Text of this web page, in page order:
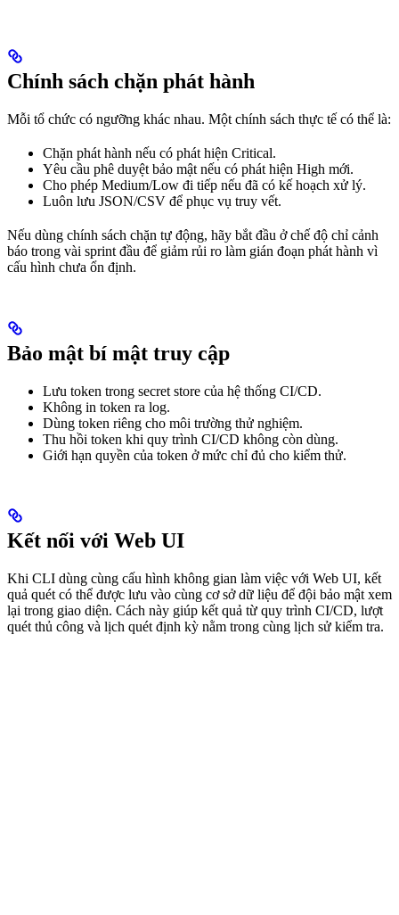
Chính sách chặn phát hành
Mỗi tổ chức có ngưỡng khác nhau. Một chính sách thực tế có thể là:
Chặn phát hành nếu có phát hiện Critical.
Yêu cầu phê duyệt bảo mật nếu có phát hiện High mới.
Cho phép Medium/Low đi tiếp nếu đã có kế hoạch xử lý.
Luôn lưu JSON/CSV để phục vụ truy vết.
Nếu dùng chính sách chặn tự động, hãy bắt đầu ở chế độ chỉ cảnh
báo trong vài sprint đầu để giảm rủi ro làm gián đoạn phát hành vì
cấu hình chưa ổn định.
Bảo mật bí mật truy cập
Lưu token trong secret store của hệ thống CI/CD.
Không in token ra log.
Dùng token riêng cho môi trường thử nghiệm.
Thu hồi token khi quy trình CI/CD không còn dùng.
Giới hạn quyền của token ở mức chỉ đủ cho kiểm thử.
Kết nối với Web UI
Khi CLI dùng cùng cấu hình không gian làm việc với Web UI, kết
quả quét có thể được lưu vào cùng cơ sở dữ liệu để đội bảo mật xem
lại trong giao diện. Cách này giúp kết quả từ quy trình CI/CD, lượt
quét thủ công và lịch quét định kỳ nằm trong cùng lịch sử kiểm tra.